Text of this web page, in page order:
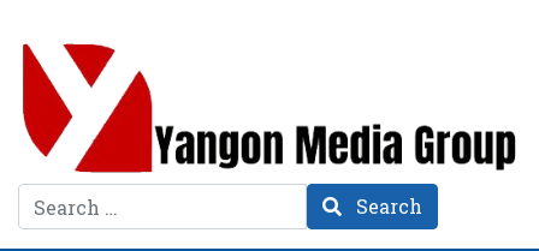
Search Search